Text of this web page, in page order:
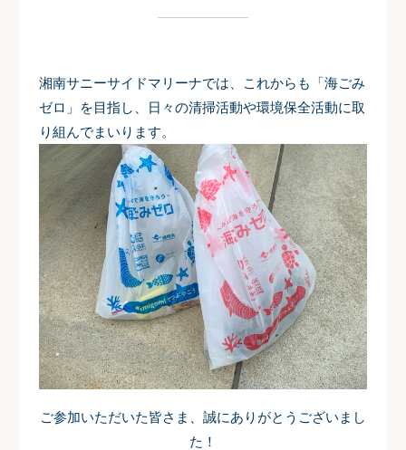
湘南サニーサイドマリーナでは、これからも「海ごみ
ゼロ」を目指し、日々の清掃活動や環境保全活動に取
り組んでまいります。
ご参加いただいた皆さま、誠にありがとうございまし
た！